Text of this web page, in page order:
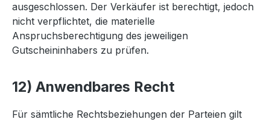
ausgeschlossen. Der Verkäufer ist berechtigt, jedoch
nicht verpflichtet, die materielle
Anspruchsberechtigung des jeweiligen
Gutscheininhabers zu prüfen.
12) Anwendbares Recht
Für sämtliche Rechtsbeziehungen der Parteien gilt